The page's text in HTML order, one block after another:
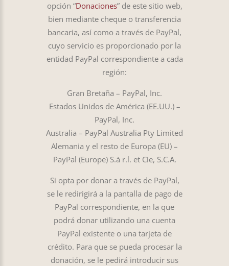
opción “Donaciones” de este sitio web,
bien mediante cheque o transferencia
bancaria, así como a través de PayPal,
cuyo servicio es proporcionado por la
entidad PayPal correspondiente a cada
región:
Gran Bretaña – PayPal, Inc.
Estados Unidos de América (EE.UU.) –
PayPal, Inc.
Australia – PayPal Australia Pty Limited
Alemania y el resto de Europa (EU) –
PayPal (Europe) S.à r.l. et Cie, S.C.A.
Si opta por donar a través de PayPal,
se le redirigirá a la pantalla de pago de
PayPal correspondiente, en la que
podrá donar utilizando una cuenta
PayPal existente o una tarjeta de
crédito. Para que se pueda procesar la
donación, se le pedirá introducir sus